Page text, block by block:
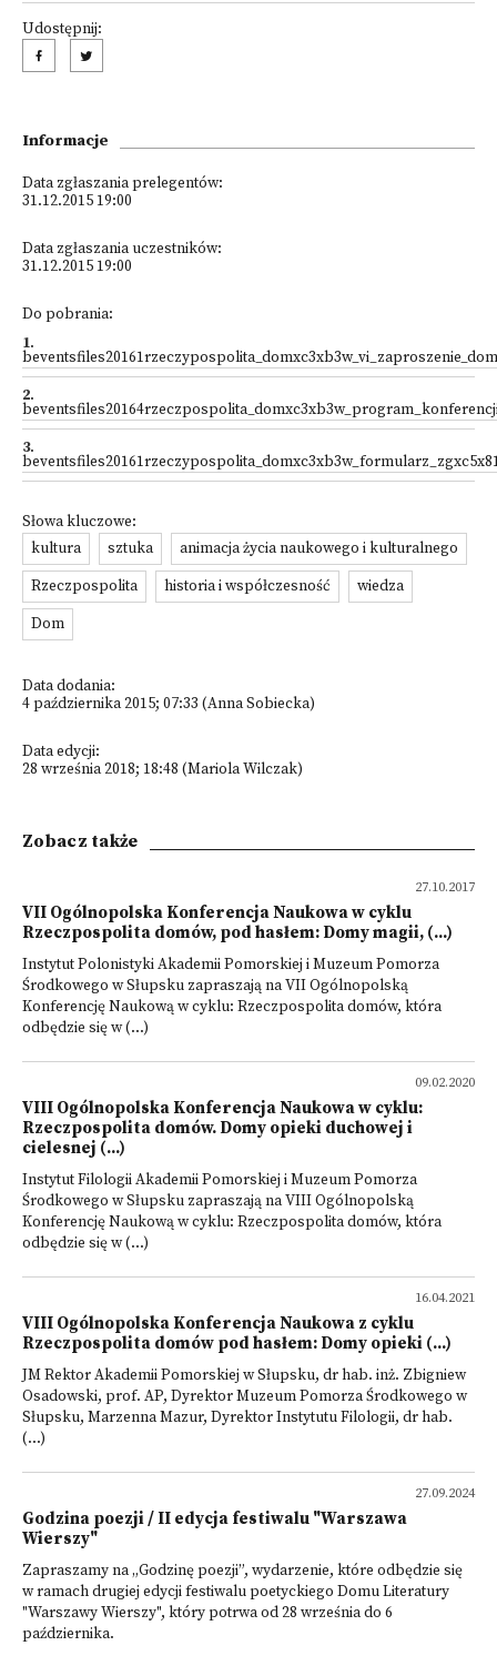
Udostępnij:
Informacje
Data zgłaszania prelegentów:
31.12.2015 19:00
Data zgłaszania uczestników:
31.12.2015 19:00
Do pobrania:
1.
2.
3.
Słowa kluczowe:
kultura
sztuka
animacja życia naukowego i kulturalnego
Rzeczpospolita
historia i współczesność
wiedza
Dom
Data dodania:
4 października 2015; 07:33 (Anna Sobiecka)
Data edycji:
28 września 2018; 18:48 (Mariola Wilczak)
Zobacz także
27.10.2017
VII Ogólnopolska Konferencja Naukowa w cyklu
Rzeczpospolita domów, pod hasłem: Domy magii, (...)
Instytut Polonistyki Akademii Pomorskiej i Muzeum Pomorza
Środkowego w Słupsku zapraszają na VII Ogólnopolską
Konferencję Naukową w cyklu: Rzeczpospolita domów, która
odbędzie się w (...)
09.02.2020
VIII Ogólnopolska Konferencja Naukowa w cyklu:
Rzeczpospolita domów. Domy opieki duchowej i
cielesnej (...)
Instytut Filologii Akademii Pomorskiej i Muzeum Pomorza
Środkowego w Słupsku zapraszają na VIII Ogólnopolską
Konferencję Naukową w cyklu: Rzeczpospolita domów, która
odbędzie się w (...)
16.04.2021
VIII Ogólnopolska Konferencja Naukowa z cyklu
Rzeczpospolita domów pod hasłem: Domy opieki (...)
JM Rektor Akademii Pomorskiej w Słupsku, dr hab. inż. Zbigniew
Osadowski, prof. AP, Dyrektor Muzeum Pomorza Środkowego w
Słupsku, Marzenna Mazur, Dyrektor Instytutu Filologii, dr hab.
(...)
27.09.2024
Godzina poezji / II edycja festiwalu "Warszawa
Wierszy"
Zapraszamy na „Godzinę poezji”, wydarzenie, które odbędzie się
w ramach drugiej edycji festiwalu poetyckiego Domu Literatury
"Warszawy Wierszy", który potrwa od 28 września do 6
października.